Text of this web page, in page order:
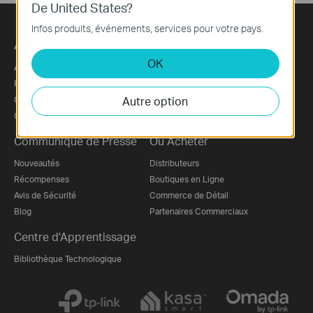
À Propos
À Propos de Nous
Rapport sur les chaînes d’approvisionnement
Contactez Nous
Confidentialité
Communiqué de Presse
Nouveautés
Récompenses
Avis de Sécurité
Blog
Où Acheter
Distributeurs
Boutiques en Ligne
Commerce de Détail
Partenaires Commerciaux
Centre d'Apprentissage
Bibliothèque Technologique
De United States?
Infos produits, événements, services pour votre pays.
OK
Autre option